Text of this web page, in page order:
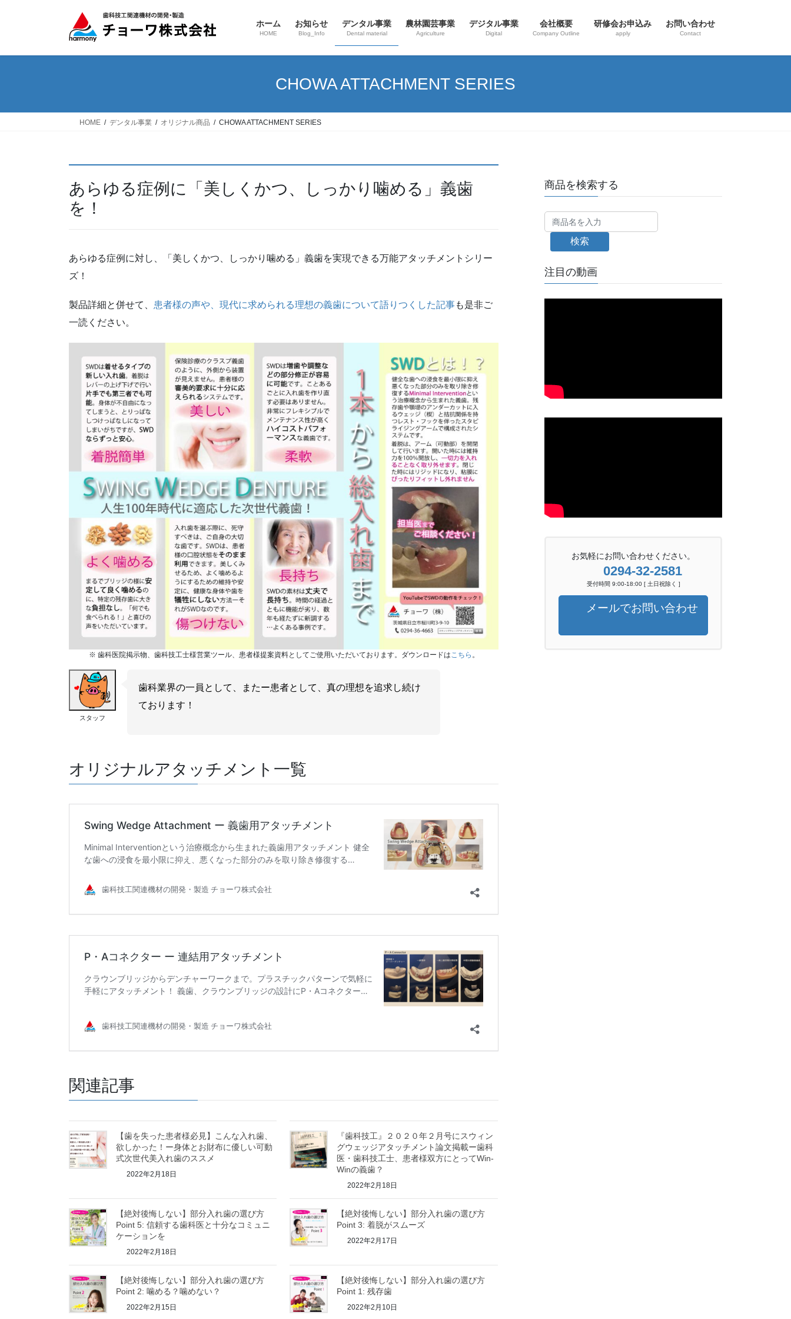
ホーム
HOME
お知らせ
Blog_Info
デンタル事業
Dental material
農林園芸事業
Agriculture
デジタル事業
Digital
会社概要
Company Outline
研修会お申込み
apply
お問い合わせ
Contact
CHOWA ATTACHMENT SERIES
HOME デンタル事業 オリジナル商品 CHOWA ATTACHMENT SERIES
あらゆる症例に「美しくかつ、しっかり噛める」義歯
を！
あらゆる症例に対し、「美しくかつ、しっかり噛める」義歯を実現できる万能アタッチメントシリー
ズ！
製品詳細と併せて、 患者様の声や、現代に求められる理想の義歯について語りつくした記事も是非ご
一読ください。
※ 歯科医院掲示物、歯科技工士様営業ツール、患者様提案資料としてご使用いただいております。ダウンロードは こちら 。
スタッフ
歯科業界の一員として、またー患者として、真の理想を追求し続け
ております！
オリジナルアタッチメント一覧
関連記事
【歯を失った患者様必見】こんな入れ歯、
欲しかった！ー身体とお財布に優しい可動
式次世代美入れ歯のススメ
2022年2月18日
『歯科技工』２０２０年２月号にスウィン
グウェッジアタッチメント論文掲載ー歯科
医・歯科技工士、患者様双方にとってWin-
Winの義歯？
2022年2月18日
【絶対後悔しない】部分入れ歯の選び方
Point 5: 信頼する歯科医と十分なコミュニ
ケーションを
2022年2月18日
【絶対後悔しない】部分入れ歯の選び方
Point 3: 着脱がスムーズ
2022年2月17日
【絶対後悔しない】部分入れ歯の選び方
Point 2: 噛める？噛めない？
2022年2月15日
【絶対後悔しない】部分入れ歯の選び方
Point 1: 残存歯
2022年2月10日
商品を検索する
検索
注目の動画
お気軽にお問い合わせください。
0294-32-2581
受付時間 9:00-18:00 [ 土日祝除く ]
メールでお問い合わせ